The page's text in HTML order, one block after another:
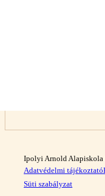
Ipolyi Arnold
Adatvédelmi tájékoztató
Süti szabályzat